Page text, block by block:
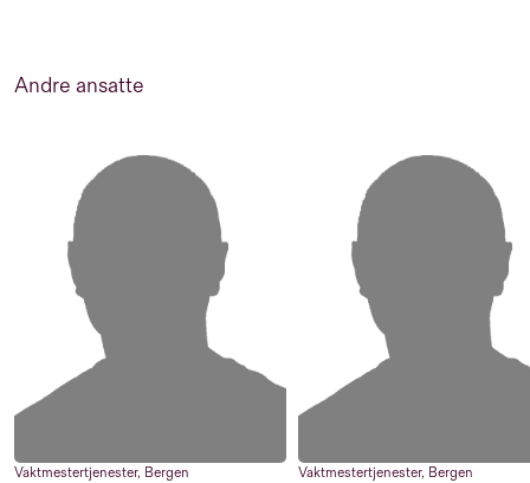
Andre ansatte
Vaktmestertjenester, Bergen Vaktmestertjenester, Bergen